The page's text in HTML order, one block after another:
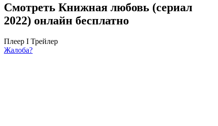
Смотреть Книжная любовь (сериал
2022) онлайн бесплатно
Плеер I Трейлер
Жалоба?